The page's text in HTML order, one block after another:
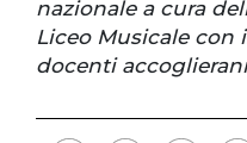
nazionale a cura
Liceo Musicale
docenti